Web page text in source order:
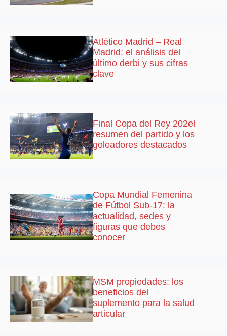
Atlético Madrid – Real
Madrid: el análisis del
último derbi y sus cifras
clave
Final Copa del Rey 202el
resumen del partido y los
goleadores destacados
Copa Mundial Femenina
de Fútbol Sub-17: la
actualidad, sedes y
figuras que debes
conocer
MSM propiedades: los
beneficios del
suplemento para la salud
articular